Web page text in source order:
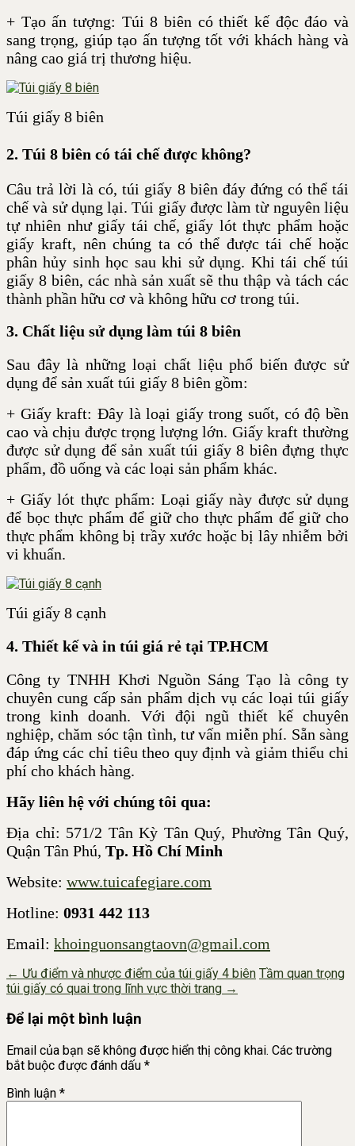
+ Tạo ấn tượng: Túi 8 biên có thiết kế độc đáo và
sang trọng, giúp tạo ấn tượng tốt với khách hàng và
nâng cao giá trị thương hiệu.
Túi giấy 8 biên
2. Túi 8 biên có tái chế được không?
Câu trả lời là có, túi giấy 8 biên đáy đứng có thể tái
chế và sử dụng lại. Túi giấy được làm từ nguyên liệu
tự nhiên như giấy tái chế, giấy lót thực phẩm hoặc
giấy kraft, nên chúng ta có thể được tái chế hoặc
phân hủy sinh học sau khi sử dụng. Khi tái chế túi
giấy 8 biên, các nhà sản xuất sẽ thu thập và tách các
thành phần hữu cơ và không hữu cơ trong túi.
3. Chất liệu sử dụng làm túi 8 biên
Sau đây là những loại chất liệu phổ biến được sử
dụng để sản xuất túi giấy 8 biên gồm:
+ Giấy kraft: Đây là loại giấy trong suốt, có độ bền
cao và chịu được trọng lượng lớn. Giấy kraft thường
được sử dụng để sản xuất túi giấy 8 biên đựng thực
phẩm, đồ uống và các loại sản phẩm khác.
+ Giấy lót thực phẩm: Loại giấy này được sử dụng
để bọc thực phẩm để giữ cho thực phẩm để giữ cho
thực phẩm không bị trầy xước hoặc bị lây nhiễm bởi
vi khuẩn.
Túi giấy 8 cạnh
4. Thiết kế và in túi giá rẻ tại TP.HCM
Công ty TNHH Khơi Nguồn Sáng Tạo là công ty
chuyên cung cấp sản phẩm dịch vụ các loại túi giấy
trong kinh doanh. Với đội ngũ thiết kế chuyên
nghiệp, chăm sóc tận tình, tư vấn miễn phí. Sẵn sàng
đáp ứng các chỉ tiêu theo quy định và giảm thiểu chi
phí cho khách hàng.
Hãy liên hệ với chúng tôi qua:
Địa chỉ: 571/2 Tân Kỳ Tân Quý, Phường Tân Quý,
Quận Tân Phú, Tp. Hồ Chí Minh
Website: www.tuicafegiare.com
Hotline: 0931 442 113
Email: khoinguonsangtaovn@gmail.com
Post
navigation
← Ưu điểm và nhược điểm của túi giấy 4 biên Tầm quan trọng
túi giấy có quai trong lĩnh vực thời trang →
Để lại một bình luận
Email của bạn sẽ không được hiển thị công khai. Các trường
bắt buộc được đánh dấu *
Bình luận *